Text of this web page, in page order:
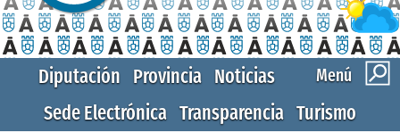
Menú
Diputación Provincia Noticias
Sede Electrónica Transparencia Turismo